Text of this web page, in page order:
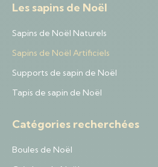
Les sapins de Noël
Sapins de Noël Naturels
Sapins de Noël Artificiels
Supports de sapin de Noël
Tapis de sapin de Noël
Catégories recherchées
Boules de Noël